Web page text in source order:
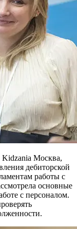
Mocква,
дебиторской
работы с
основные
с персоналом.